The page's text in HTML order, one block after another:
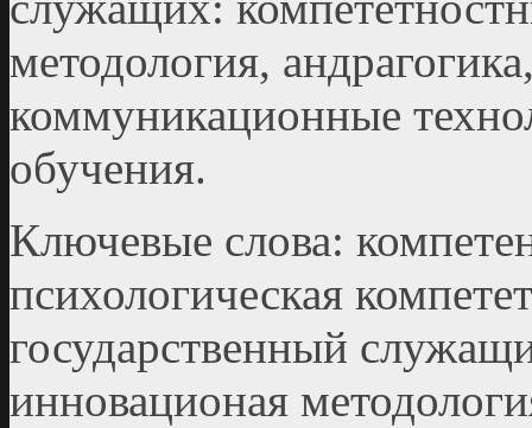
методология,
коммуникационные
обучения.
Ключевые слова:
психологическая
государственный
инновационая